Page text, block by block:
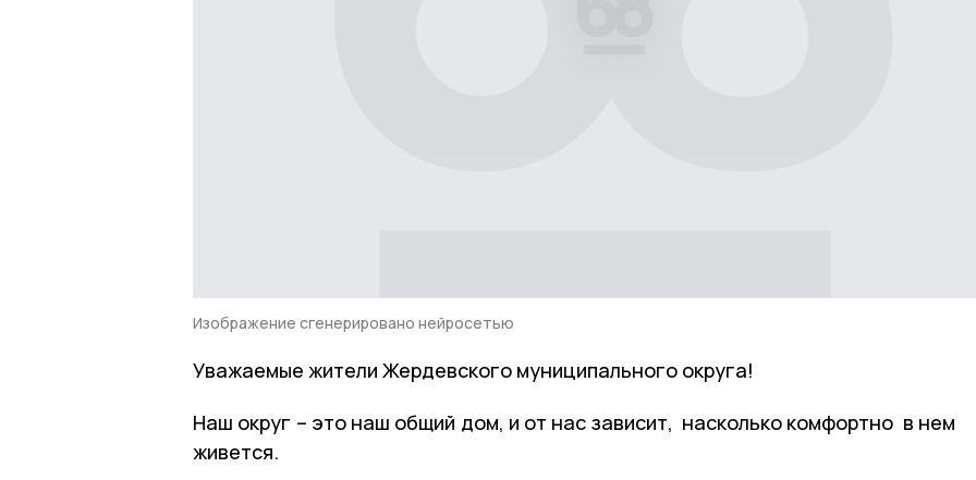
Изображение сгенерировано нейросетью
Уважаемые жители Жердевского муниципального округа!
Наш округ – это наш общий дом, и от нас зависит, насколько комфортно в нем
живется.